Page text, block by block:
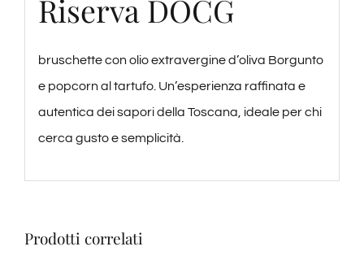
Riserva DOCG
bruschette con olio extravergine d’oliva Borgunto
e popcorn al tartufo. Un’esperienza raffinata e
autentica dei sapori della Toscana, ideale per chi
cerca gusto e semplicità.
Prodotti correlati